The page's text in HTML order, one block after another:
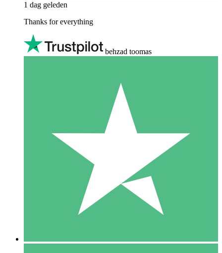
1 dag geleden
Thanks for everything
behzad toomas